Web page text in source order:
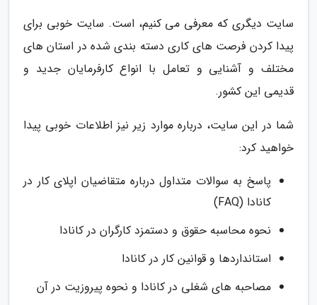
سایت دیگری که معرفی می کنیم، است. سایت خوبی برای
پیدا کردن فرصت های کاری دسته بندی شده در استان های
مختلف و آشنایی و تعامل با انواع کارفرمایان جدید و
قدیمی این کشور.
شما در این سایت، درباره موارد زیر نیز اطلاعات خوبی پیدا
خواهید کرد:
پاسخ به سوالات متداول درباره متقاضیان اپلای کار در
کانادا (FAQ)
نحوه محاسبه حقوق و دستمزد کارگران در کانادا
استانداردها و قوانین کار در کانادا
مصاحبه های شغلی در کانادا و نحوه پیروزیت در آن